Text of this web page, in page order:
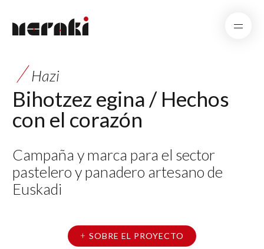
Hazi
Bihotzez egina / Hechos
con el corazón
Campaña y marca para el sector
pastelero y panadero artesano de
Euskadi
SOBRE EL PROYECTO